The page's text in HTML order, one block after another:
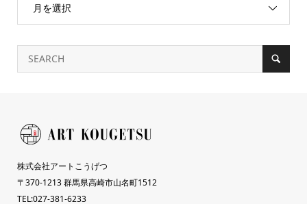
月を選択
株式会社アートこうげつ
〒370-1213 群馬県高崎市山名町1512
TEL:027-381-6233